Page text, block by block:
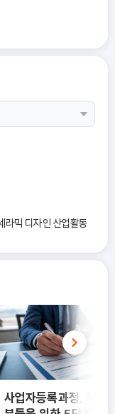
라믹 디자인 산업활동
사업자등록과정, 처음